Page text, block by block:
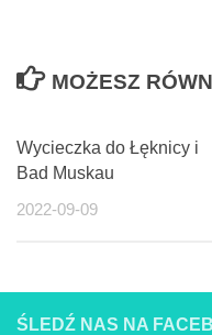
MOŻESZ
Wycieczka do Łęknicy i
Bad Muskau
2022-09-09
ŚLEDŹ NAS NA